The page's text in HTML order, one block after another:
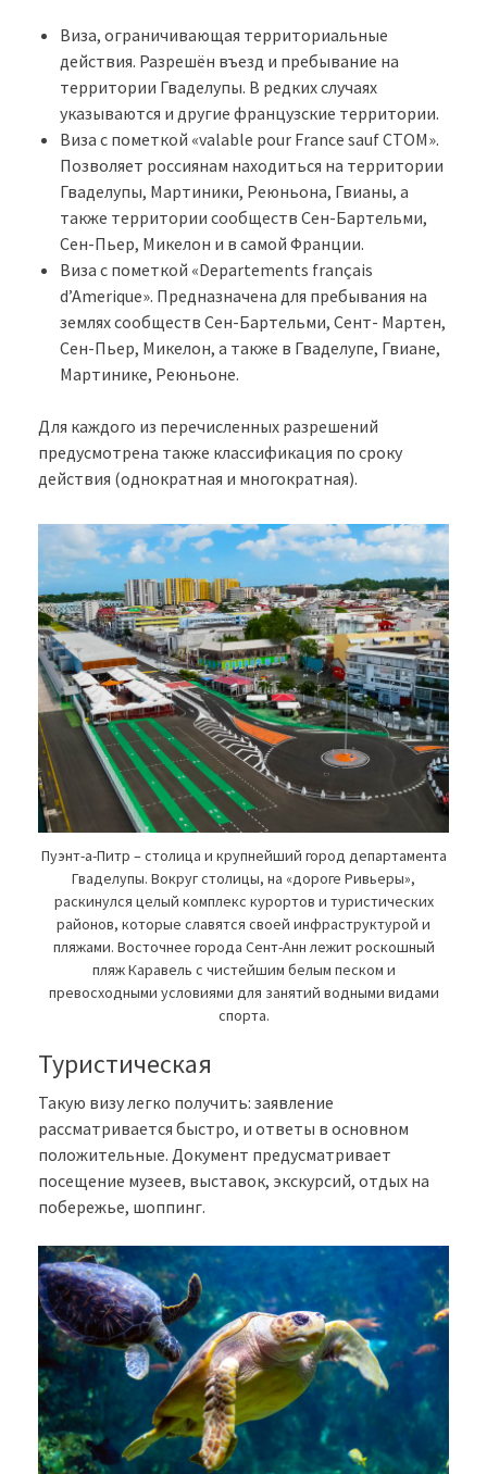
Виза, ограничивающая территориальные
действия. Разрешён въезд и пребывание на
территории Гваделупы. В редких случаях
указываются и другие французские территории.
Виза с пометкой «valable pour France sauf CTOM».
Позволяет россиянам находиться на территории
Гваделупы, Мартиники, Реюньона, Гвианы, а
также территории сообществ Сен-Бартельми,
Сен-Пьер, Микелон и в самой Франции.
Виза с пометкой «Dеpartements français
d’Amеrique». Предназначена для пребывания на
землях сообществ Сен-Бартельми, Сент- Мартен,
Сен-Пьер, Микелон, а также в Гваделупе, Гвиане,
Мартинике, Реюньоне.
Для каждого из перечисленных разрешений
предусмотрена также классификация по сроку
действия (однократная и многократная).
Пуэнт-а-Питр – столица и крупнейший город департамента
Гваделупы. Вокруг столицы, на «дороге Ривьеры»,
раскинулся целый комплекс курортов и туристических
районов, которые славятся своей инфраструктурой и
пляжами. Восточнее города Сент-Анн лежит роскошный
пляж Каравель с чистейшим белым песком и
превосходными условиями для занятий водными видами
спорта.
Туристическая
Такую визу легко получить: заявление
рассматривается быстро, и ответы в основном
положительные. Документ предусматривает
посещение музеев, выставок, экскурсий, отдых на
побережье, шоппинг.